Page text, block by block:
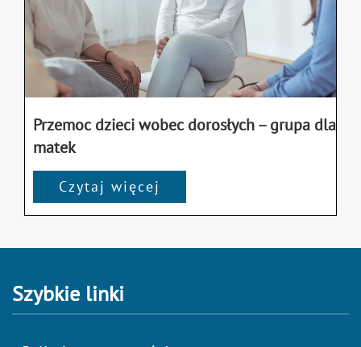
Przemoc dzieci wobec dorosłych – grupa dla
matek
Czytaj więcej
Szybkie linki